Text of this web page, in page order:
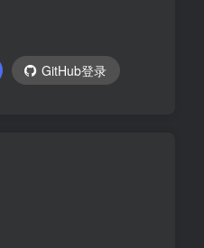
GitHub登录